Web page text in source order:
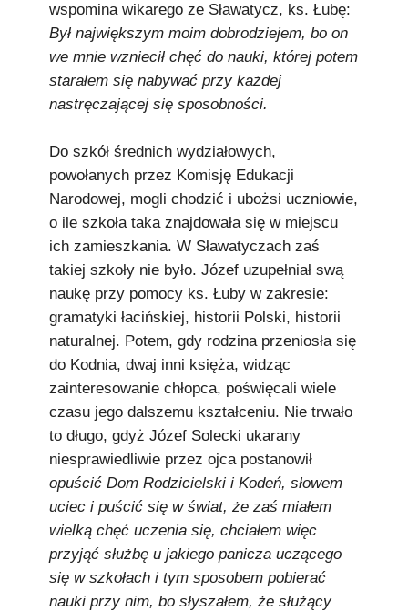
wspomina wikarego ze Sławatycz, ks. Łubę:
Był największym moim dobrodziejem, bo on
we mnie wzniecił chęć do nauki, której potem
starałem się nabywać przy każdej
nastręczającej się sposobności.
Do szkół średnich wydziałowych,
powołanych przez Komisję Edukacji
Narodowej, mogli chodzić i ubożsi uczniowie,
o ile szkoła taka znajdowała się w miejscu
ich zamieszkania. W Sławatyczach zaś
takiej szkoły nie było. Józef uzupełniał swą
naukę przy pomocy ks. Łuby w zakresie:
gramatyki łacińskiej, historii Polski, historii
naturalnej. Potem, gdy rodzina przeniosła się
do Kodnia, dwaj inni księża, widząc
zainteresowanie chłopca, poświęcali wiele
czasu jego dalszemu kształceniu. Nie trwało
to długo, gdyż Józef Solecki ukarany
niesprawiedliwie przez ojca postanowił
opuścić Dom Rodzicielski i Kodeń, słowem
uciec i puścić się w świat, że zaś miałem
wielką chęć uczenia się, chciałem więc
przyjąć służbę u jakiego panicza uczącego
się w szkołach i tym sposobem pobierać
nauki przy nim, bo słyszałem, że służący